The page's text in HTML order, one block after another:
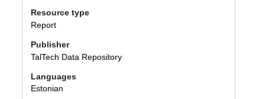
Resource type
Report
Publisher
TalTech Data Repository
Languages
Estonian